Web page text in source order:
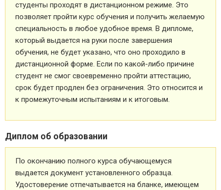
студенты проходят в дистанционном режиме. Это
позволяет пройти курс обучения и получить желаемую
специальность в любое удобное время. В дипломе,
который выдается на руки после завершения
обучения, не будет указано, что оно проходило в
дистанционной форме. Если по какой-либо причине
студент не смог своевременно пройти аттестацию,
срок будет продлен без ограничения. Это относится и
к промежуточным испытаниям и к итоговым.
Диплом об образовании
По окончанию полного курса обучающемуся
выдается документ установленного образца.
Удостоверение отпечатывается на бланке, имеющем